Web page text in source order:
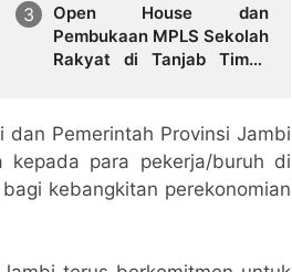
Open House dan
Pembukaan MPLS Sekolah
Rakyat di Tanjab Timur,
Komunitas
Pemerintah Provinsi Jambi
kepada para pekerja/buruh di
kebangkitan perekonomian